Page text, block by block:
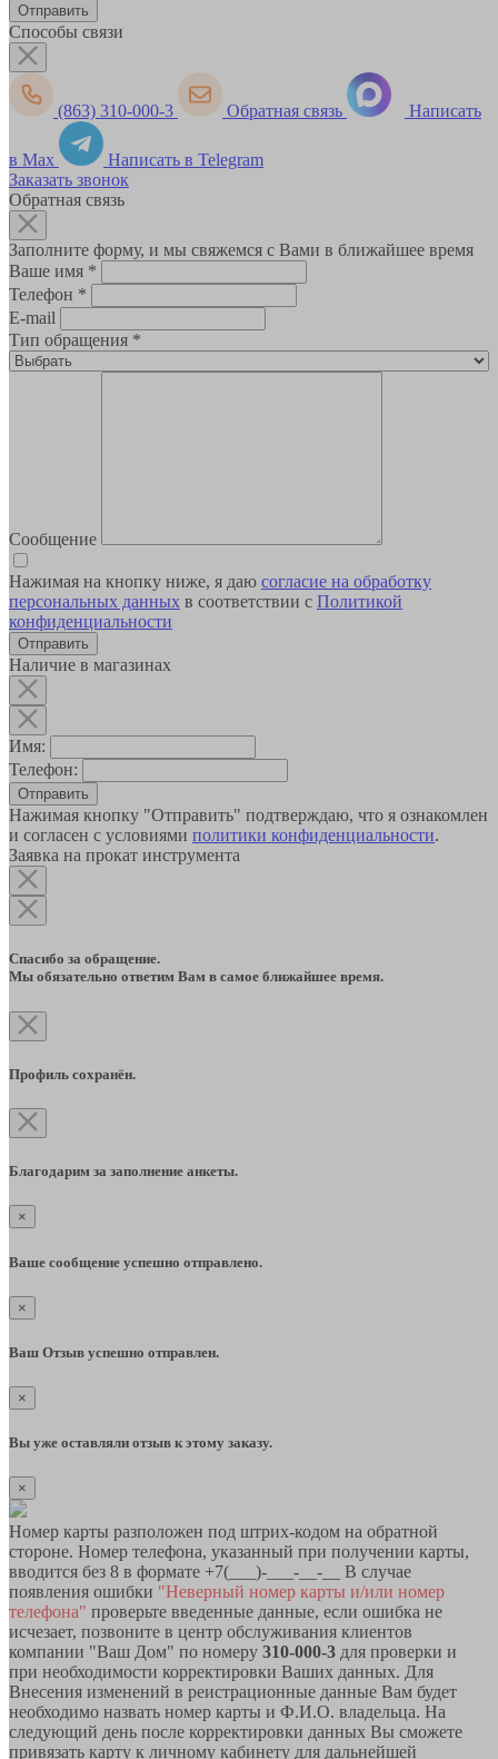
Способы связи
(863) 310-000-3 Обратная связь Написать
в Max
Написать в Telegram
Заказать звонок
Обратная связь
Заполните форму, и мы свяжемся с Вами в ближайшее время
Ваше имя *
Телефон *
E-mail
Тип обращения *
Сообщение
Нажимая на кнопку ниже, я даю согласие на обработку
персональных данных в соответствии с Политикой
конфиденциальности
Наличие в магазинах
Имя:
Телефон:
Отправить
Нажимая кнопку "Отправить" подтверждаю, что я ознакомлен
и согласен с условиями политики конфиденциальности.
Заявка на прокат инструмента
Спасибо за обращение.
Мы обязательно ответим Вам в самое ближайшее время.
Профиль сохранён.
Благодарим за заполнение анкеты.
×
Ваше сообщение успешно отправлено.
×
Ваш Отзыв успешно отправлен.
×
Вы уже оставляли отзыв к этому заказу.
×
Номер карты разположен под штрих-кодом на обратной
стороне. Номер телефона, указанный при получении карты,
вводится без 8 в формате +7(___)-___-__-__ В случае
появления ошибки "Неверный номер карты и/или номер
телефона" проверьте введенные данные, если ошибка не
исчезает, позвоните в центр обслуживания клиентов
компании "Ваш Дом" по номеру 310-000-3 для проверки и
при необходимости корректировки Ваших данных. Для
Внесения изменений в реистрационные данные Вам будет
необходимо назвать номер карты и Ф.И.О. владельца. На
следующий день после корректировки данных Вы сможете
привязать карту к личному кабинету для дальнейшей